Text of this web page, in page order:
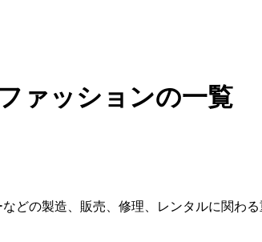
ァッションの一覧
どの製造、販売、修理、レンタルに関わ